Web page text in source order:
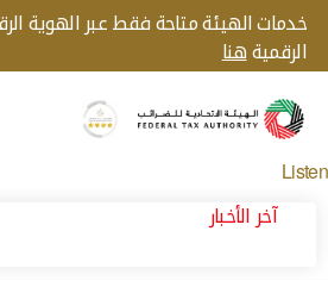
خدمات الهيئة متاحة فقط عبر الهوية
الرقميةهنا
Logo
Gold star Logo
Listen
آخر الأخبار